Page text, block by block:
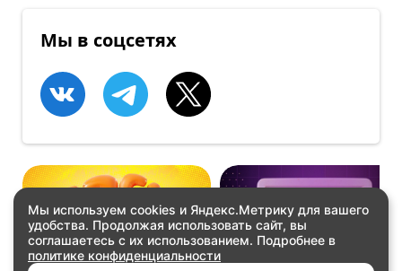
Мы используем cookies и Яндекс.Метрику для вашего
удобства. Продолжая использовать сайт, вы
соглашаетесь с их использованием. Подробнее в
политике конфиденциальности
Мы в соцсетях
ВЕЧЕРИНКИ
SayinChella
ВСТРЕЧИ
GameDevFest 2026!